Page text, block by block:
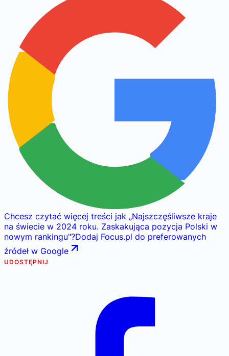
Chcesz czytać więcej treści jak „Najszczęśliwsze kraje
na świecie w 2024 roku. Zaskakująca pozycja Polski w
nowym rankingu"?Dodaj Focus.pl do preferowanych
źródeł w Google
UDOSTĘPNIJ